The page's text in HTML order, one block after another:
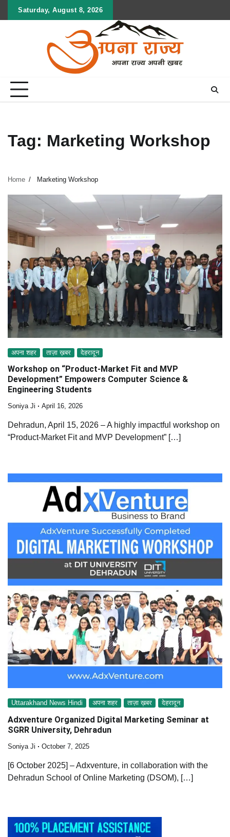
Saturday, August 8, 2026
Tag: Marketing Workshop
Home Marketing Workshop
अपना शहर ताज़ा ख़बर देहरादून
Workshop on “Product-Market Fit and MVP
Development” Empowers Computer Science &
Engineering Students
Soniya Ji April 16, 2026
Dehradun, April 15, 2026 – A highly impactful workshop on
“Product-Market Fit and MVP Development” […]
Uttarakhand News Hindi अपना शहर ताज़ा ख़बर देहरादून
Adxventure Organized Digital Marketing Seminar at
SGRR University, Dehradun
Soniya Ji October 7, 2025
[6 October 2025] – Adxventure, in collaboration with the
Dehradun School of Online Marketing (DSOM), […]